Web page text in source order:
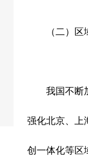
（二）区域
我国不断加
强化北京、上
创一体化等区